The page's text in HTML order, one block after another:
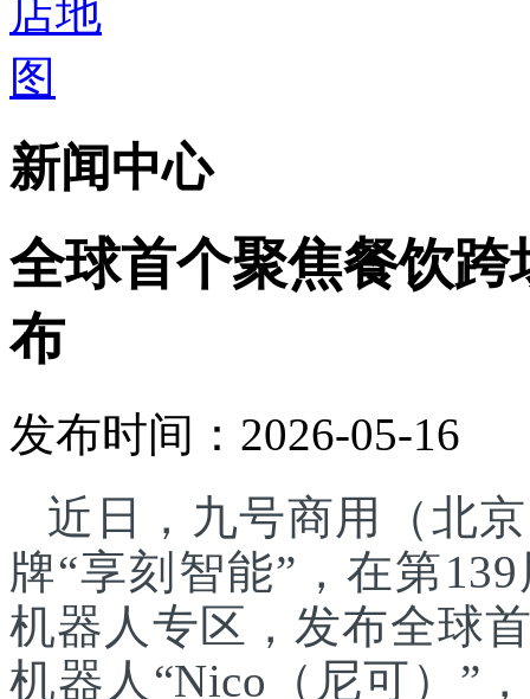
新闻中心
全球首个聚焦餐饮
布
发布时间：2026-05-16
近日，九号商用（北
牌“享刻智能”，在第
机器人专区，发布全球
机器人“Nico（尼可）”